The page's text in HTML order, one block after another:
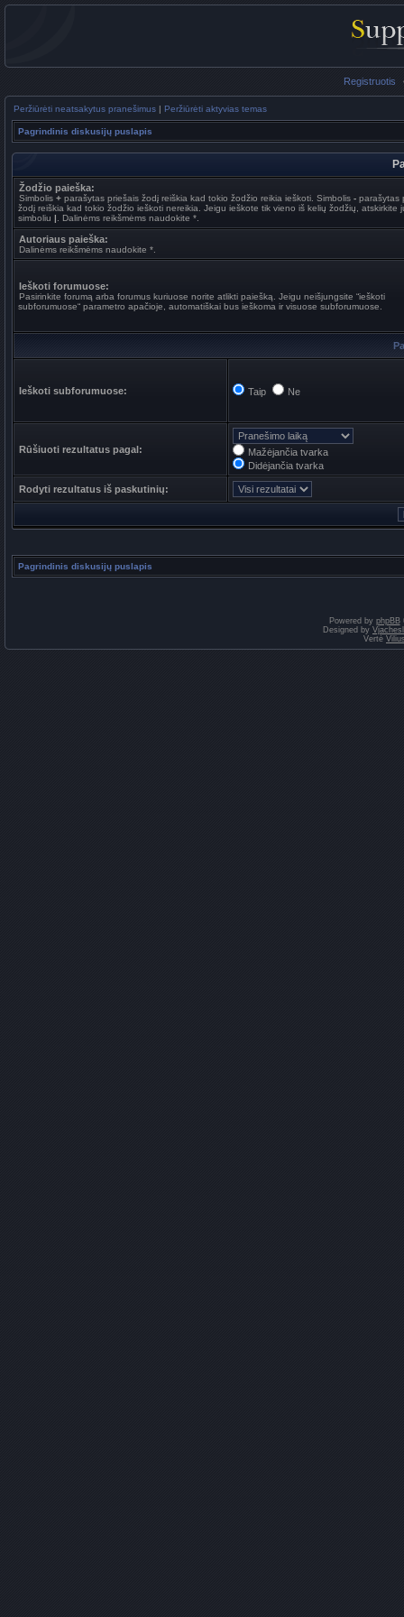
Registruotis
Peržiūrėti neatsakytus pranešimus | Peržiūrėti aktyvias temas
Pagrindinis diskusijų puslapis
Žodžio paieška:
Simbolis + parašytas priešais žodį reiškia kad tokio žodžio reikia ieškoti. Simbolis - parašytas
žodį reiškia kad tokio žodžio ieškoti nereikia. Jeigu ieškote tik vieno iš kelių žodžių, atskirkite
simboliu | . Dalinėms reikšmėms naudokite *.
Autoriaus paieška:
Dalinėms reikšmėms naudokite *.
Ieškoti forumuose:
Pasirinkite forumą arba forumus kuriuose norite atlikti paiešką. Jeigu neišjungsite “ieškoti
subforumuose“ parametro apačioje, automatiškai bus ieškoma ir visuose subforumuose.
Ieškoti subforumuose: Taip Ne
Rūšiuoti rezultatus pagal:
Mažėjančia tvarka
Didėjančia tvarka
Rodyti rezultatus iš paskutinių:
Pagrindinis diskusijų puslapis
Powered by phpBB
Designed by
Vertė